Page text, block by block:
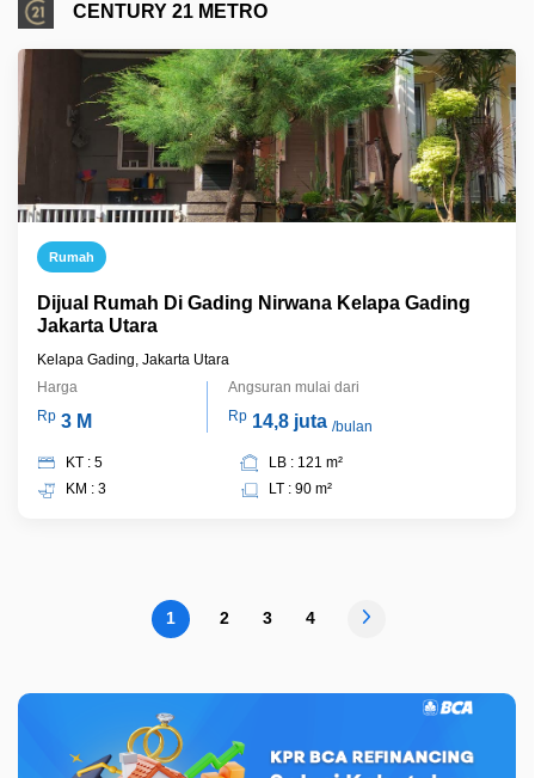
CENTURY 21 METRO
Rumah
Dijual Rumah Di Gading Nirwana Kelapa Gading
Jakarta Utara
Kelapa Gading, Jakarta Utara
Harga
Rp 3 M
Angsuran mulai dari
Rp 14,8 juta /bulan
KT : 5
KM : 3
LB : 121 m²
LT : 90 m²
1 2 3 4